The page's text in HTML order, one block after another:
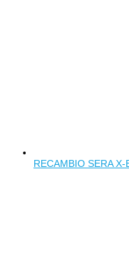
RECAMBIO SERA